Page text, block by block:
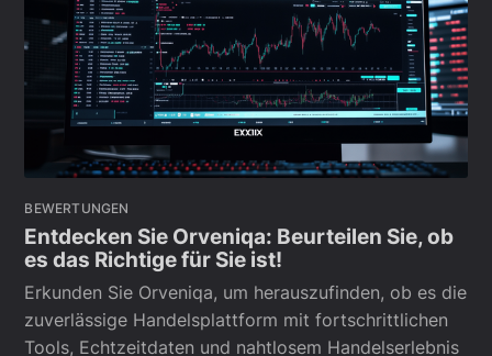
BEWERTUNGEN
Entdecken Sie Orveniqa: Beurteilen Sie, ob
es das Richtige für Sie ist!
Erkunden Sie Orveniqa, um herauszufinden, ob es die
zuverlässige Handelsplattform mit fortschrittlichen
Tools, Echtzeitdaten und nahtlosem Handelserlebnis